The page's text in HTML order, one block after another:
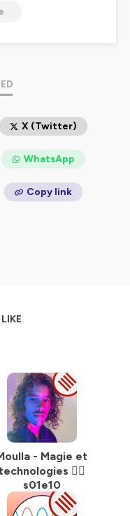
X (Twitter)
WhatsApp
Copy link
- Magie et
technologies 🧙‍♂️
s01e10